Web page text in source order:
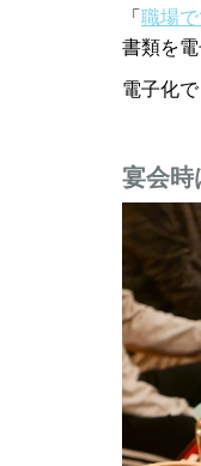
「職場
書類を
電子化
宴会時